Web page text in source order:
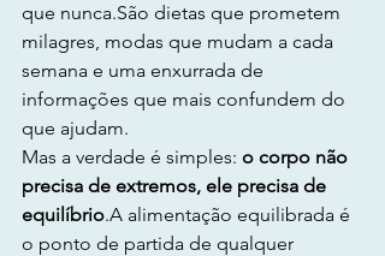
que nunca.São dietas que prometem
milagres, modas que mudam a cada
semana e uma enxurrada de
informações que mais confundem do
que ajudam.
Mas a verdade é simples: o corpo não
precisa de extremos, ele precisa de
equilíbrio.A alimentação equilibrada é
o ponto de partida de qualquer